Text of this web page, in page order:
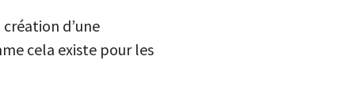
d’une
cela existe pour les